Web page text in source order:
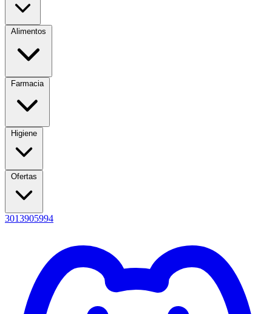
Alimentos
Farmacia
Higiene
Ofertas
3013905994